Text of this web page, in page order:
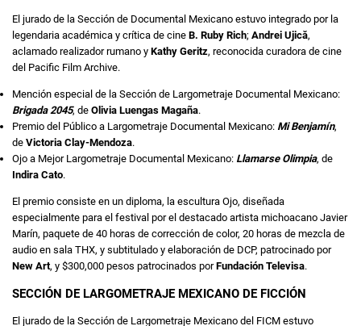
El jurado de la Sección de Documental Mexicano estuvo integrado por la
legendaria académica y crítica de cine B. Ruby Rich; Andrei Ujică,
aclamado realizador rumano y Kathy Geritz, reconocida curadora de cine
del Pacific Film Archive.
Mención especial de la Sección de Largometraje Documental Mexicano:
Brigada 2045, de Olivia Luengas Magaña.
Premio del Público a Largometraje Documental Mexicano: Mi Benjamín,
de Victoria Clay-Mendoza.
Ojo a Mejor Largometraje Documental Mexicano: Llamarse Olimpia, de
Indira Cato.
El premio consiste en un diploma, la escultura Ojo, diseñada
especialmente para el festival por el destacado artista michoacano Javier
Marín, paquete de 40 horas de corrección de color, 20 horas de mezcla de
audio en sala THX, y subtitulado y elaboración de DCP, patrocinado por
New Art, y $300,000 pesos patrocinados porFundación Televisa.
SECCIÓN DE LARGOMETRAJE MEXICANO DE FICCIÓN
El jurado de la Sección de Largometraje Mexicano del FICM estuvo